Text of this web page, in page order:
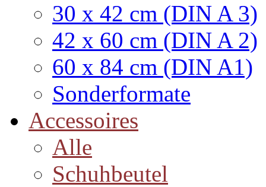
30 x 42 cm (DIN A 3)
42 x 60 cm (DIN A 2)
60 x 84 cm (DIN A1)
Sonderformate
Accessoires
Alle
Schuhbeutel